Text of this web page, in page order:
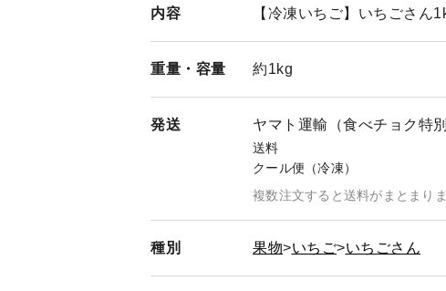
内容 【冷凍いちご】いちごさん
重量・ 容量 約1kg
発送 ヤマト運輸（食べチョク特
送料
クール便（冷凍）
複数注文すると送料がまとまり
種別 果物 いちご いちごさん